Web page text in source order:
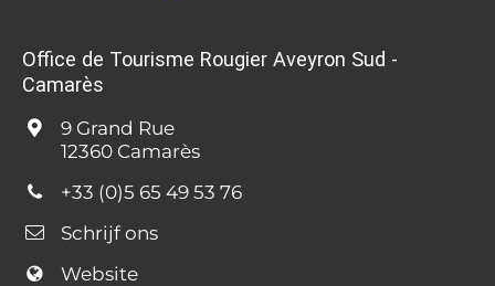
Office de Tourisme Rougier Aveyron Sud -
Camarès
9 Grand Rue
12360 Camarès
+33 (0)5 65 49 53 76
Schrijf ons
Website